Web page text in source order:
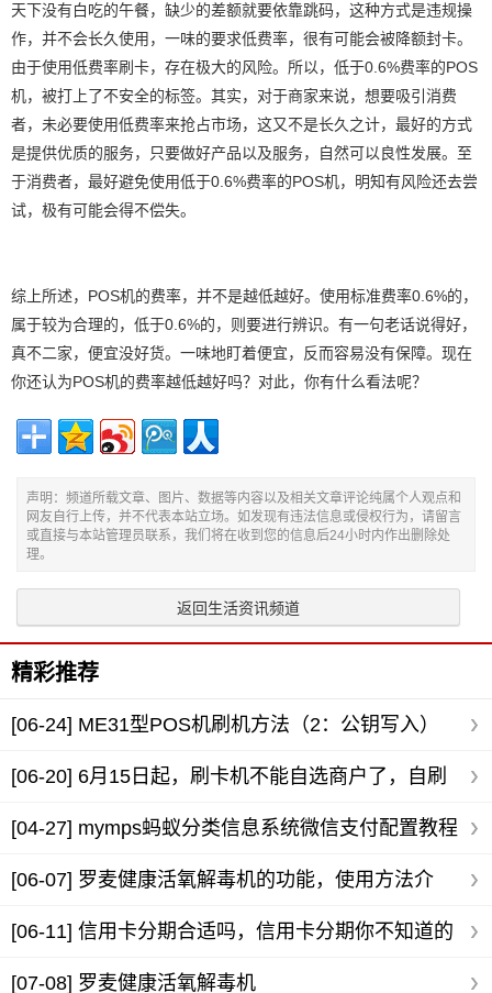
天下没有白吃的午餐，缺少的差额就要依靠跳码，这种方式是违规操
作，并不会长久使用，一味的要求低费率，很有可能会被降额封卡。
由于使用低费率刷卡，存在极大的风险。所以，低于0.6%费率的POS
机，被打上了不安全的标签。其实，对于商家来说，想要吸引消费
者，未必要使用低费率来抢占市场，这又不是长久之计，最好的方式
是提供优质的服务，只要做好产品以及服务，自然可以良性发展。至
于消费者，最好避免使用低于0.6%费率的POS机，明知有风险还去尝
试，极有可能会得不偿失。
综上所述，POS机的费率，并不是越低越好。使用标准费率0.6%的，
属于较为合理的，低于0.6%的，则要进行辨识。有一句老话说得好，
真不二家，便宜没好货。一味地盯着便宜，反而容易没有保障。现在
你还认为POS机的费率越低越好吗？对此，你有什么看法呢？
声明：频道所载文章、图片、数据等内容以及相关文章评论纯属个人观点和
网友自行上传，并不代表本站立场。如发现有违法信息或侵权行为，请留言
或直接与本站管理员联系，我们将在收到您的信息后24小时内作出删除处
理。
返回生活资讯频道
精彩推荐
[06-24] ME31型POS机刷机方法（2：公钥写入）
[06-20] 6月15日起，刷卡机不能自选商户了，自刷
卡的可一定要注意了？
[04-27] mymps蚂蚁分类信息系统微信支付配置教程
（新增微信扫码支付
[06-07] 罗麦健康活氧解毒机的功能，使用方法介
绍！
[06-11] 信用卡分期合适吗，信用卡分期你不知道的
那些坑
[07-08] 罗麦健康活氧解毒机